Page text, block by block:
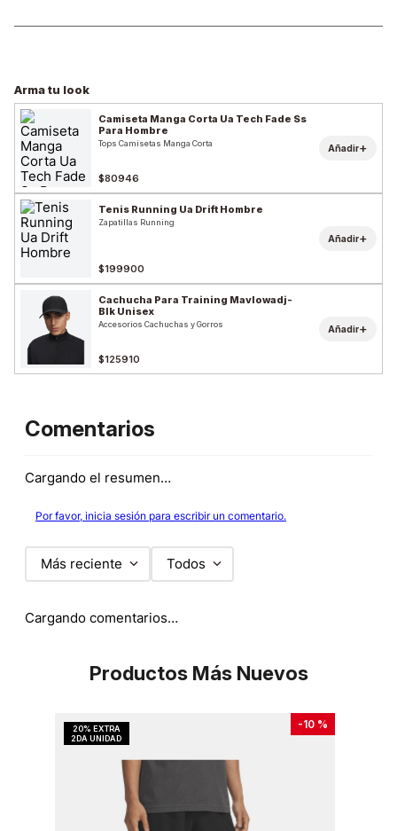
Arma tu look
Camiseta Manga Corta Ua Tech Fade Ss
Para Hombre
Tops Camisetas Manga Corta
$80946
Añadir+
Tenis Running Ua Drift Hombre
Zapatillas Running
$199900
Añadir+
Cachucha Para Training Mavlowadj-
Blk Unisex
Accesorios Cachuchas y Gorros
$125910
Añadir+
Comentarios
Cargando el resumen…
Por favor, inicia sesión para escribir un comentario.
Más reciente Todos
Cargando comentarios…
Productos Más Nuevos
-10 %